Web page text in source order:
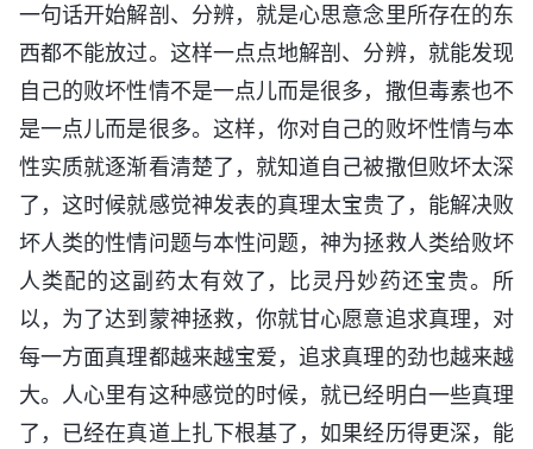
一句话开始解剖、分辨，就是心思意念里所存在的东
西都不能放过。这样一点点地解剖、分辨，就能发现
自己的败坏性情不是一点儿而是很多，撒但毒素也不
是一点儿而是很多。这样，你对自己的败坏性情与本
性实质就逐渐看清楚了，就知道自己被撒但败坏太深
了，这时候就感觉神发表的真理太宝贵了，能解决败
坏人类的性情问题与本性问题，神为拯救人类给败坏
人类配的这副药太有效了，比灵丹妙药还宝贵。所
以，为了达到蒙神拯救，你就甘心愿意追求真理，对
每一方面真理都越来越宝爱，追求真理的劲也越来越
大。人心里有这种感觉的时候，就已经明白一些真理
了，已经在真道上扎下根基了，如果经历得更深，能